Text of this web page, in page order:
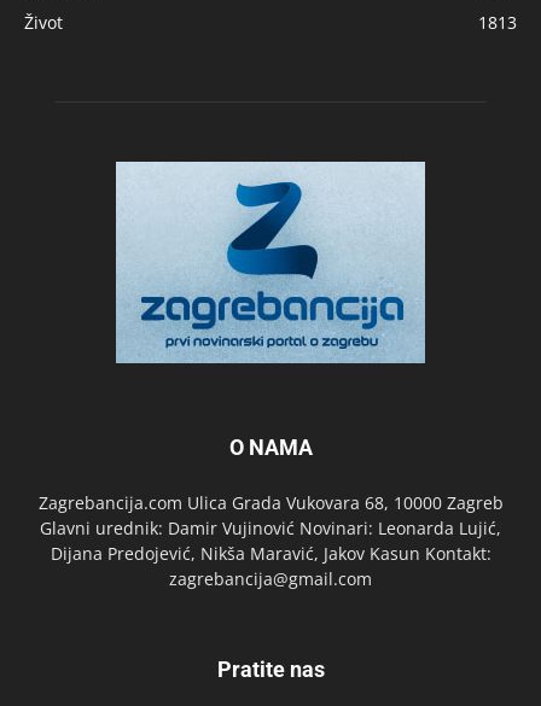
Život
1813
O NAMA
Zagrebancija.com Ulica Grada Vukovara 68, 10000 Zagreb
Glavni urednik: Damir Vujinović Novinari: Leonarda Lujić,
Dijana Predojević, Nikša Maravić, Jakov Kasun Kontakt:
zagrebancija@gmail.com
Pratite nas